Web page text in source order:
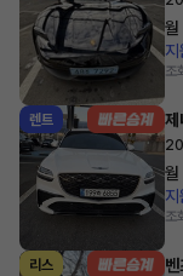
월
조
렌트
월
조
리스